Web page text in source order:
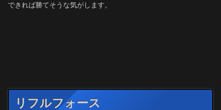
できれば勝てそうな気がします。
リフルフォース